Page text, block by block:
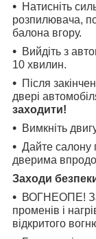
Натисніть
розпилювача,
балона вгору.
Вийдіть з
10 хвилин.
Після
двері
заходити!
Вимкніть
Дайте салону
дверима
Заходи
ВОГНЕОПЕ!
променів і
відкритого